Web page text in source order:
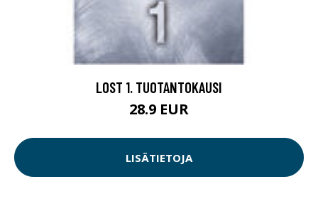
LOST 1. TUOTANTOKAUSI
28.9 EUR
LISÄTIETOJA